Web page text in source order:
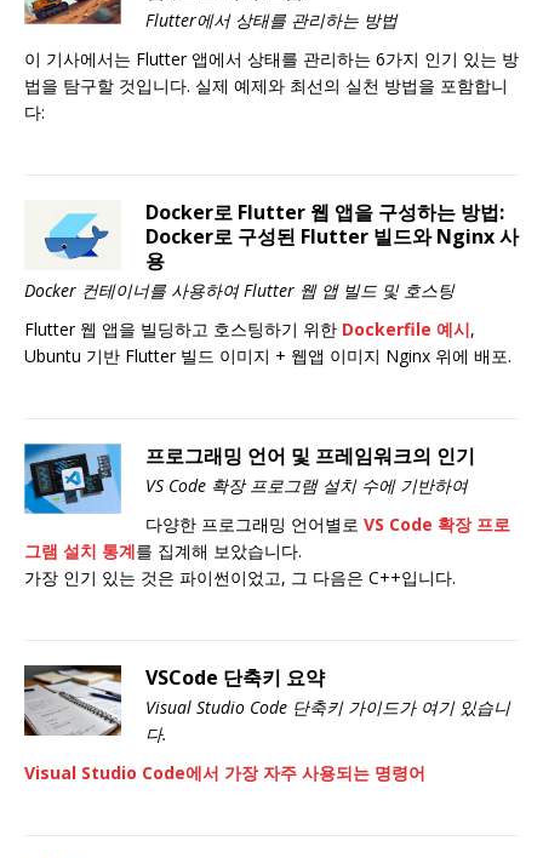
Flutter에서 상태를 관리하는 방법
이 기사에서는 Flutter 앱에서 상태를 관리하는 6가지 인기 있는 방
법을 탐구할 것입니다. 실제 예제와 최선의 실천 방법을 포함합니
다:
Docker로 Flutter 웹 앱을 구성하는 방법:
Docker로 구성된 Flutter 빌드와 Nginx 사
용
Docker 컨테이너를 사용하여 Flutter 웹 앱 빌드 및 호스팅
Flutter 웹 앱을 빌딩하고 호스팅하기 위한 Dockerfile 예시,
Ubuntu 기반 Flutter 빌드 이미지 + 웹앱 이미지 Nginx 위에 배포.
프로그래밍 언어 및 프레임워크의 인기
VS Code 확장 프로그램 설치 수에 기반하여
다양한 프로그래밍 언어별로 VS Code 확장 프로
그램 설치 통계를 집계해 보았습니다.
가장 인기 있는 것은 파이썬이었고, 그 다음은 C++입니다.
VSCode 단축키 요약
Visual Studio Code 단축키 가이드가 여기 있습니
다.
Visual Studio Code에서 가장 자주 사용되는 명령어